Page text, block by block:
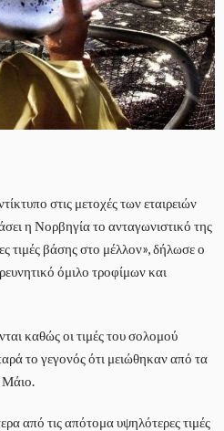
στις μετοχές των εταιρειών
η Νορβηγία το ανταγωνιστικό της
τιμές βάσης στο μέλλον», δήλωσε ο
όμιλο τροφίμων και
καθώς οι τιμές του σολομού
το γεγονός ότι μειώθηκαν από τα
Μάιο.
από τις απότομα υψηλότερες τιμές